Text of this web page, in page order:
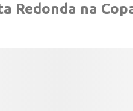
Redonda na